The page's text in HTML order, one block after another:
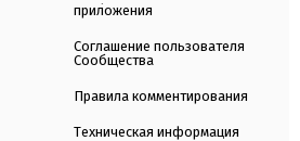
приложения
Соглашение пользователя
Сообщества
Правила комментирования
Техническая информация